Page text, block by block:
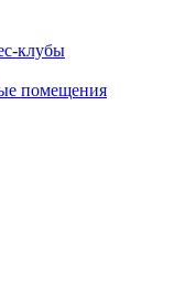
клубы
помещения